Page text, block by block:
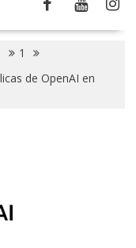
1
de OpenAI en